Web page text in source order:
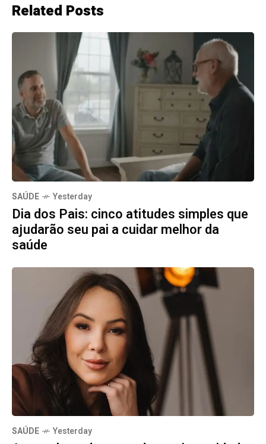
Related Posts
SAÚDE Yesterday
Dia dos Pais: cinco atitudes simples que
ajudarão seu pai a cuidar melhor da
saúde
SAÚDE Yesterday